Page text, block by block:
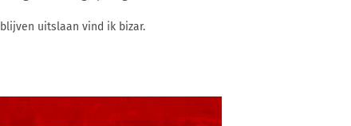
uitslaan vind ik bizar.